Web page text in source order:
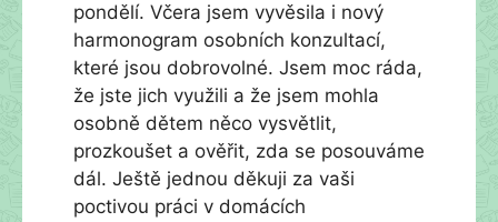
pondělí. Včera jsem vyvěsila i nový
harmonogram osobních konzultací,
které jsou dobrovolné. Jsem moc ráda,
že jste jich využili a že jsem mohla
osobně dětem něco vysvětlit,
prozkoušet a ověřit, zda se posouváme
dál. Ještě jednou děkuji za vaši
poctivou práci v domácích